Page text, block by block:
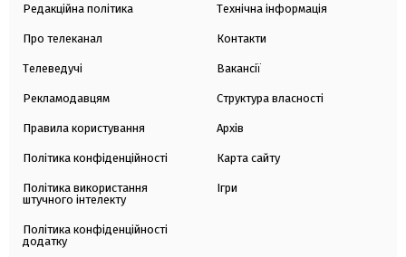
Редакційна політика
Про телеканал
Телеведучі
Рекламодавцям
Правила користування
Політика конфіденційності
Політика використання
штучного інтелекту
Політика конфіденційності
додатку
Технічна інформація
Контакти
Вакансії
Структура власності
Архів
Карта сайту
Ігри